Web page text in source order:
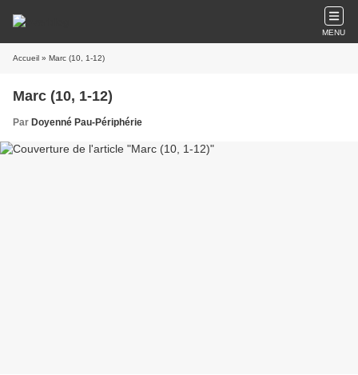
MENU
Accueil » Marc (10, 1-12)
Marc (10, 1-12)
Par Doyenné Pau-Périphérie